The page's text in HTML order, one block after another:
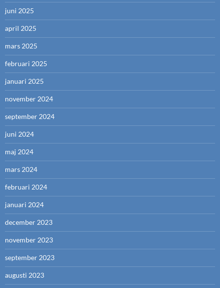
juni 2025
april 2025
mars 2025
februari 2025
januari 2025
november 2024
september 2024
juni 2024
maj 2024
mars 2024
februari 2024
januari 2024
december 2023
november 2023
september 2023
augusti 2023